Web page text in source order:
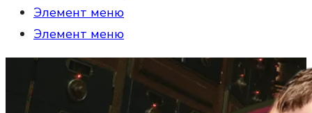
Элемент меню
Элемент меню